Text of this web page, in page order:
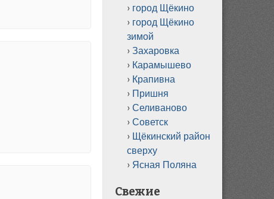
город Щёкино
город Щёкино
зимой
Захаровка
Карамышево
Крапивна
Пришня
Селиваново
Советск
Щёкинский район
сверху
Ясная Поляна
Свежие